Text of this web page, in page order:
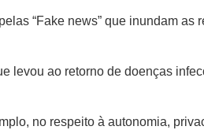
“Fake news” que inundam as
levou ao retorno de doenças
no respeito à autonomia,